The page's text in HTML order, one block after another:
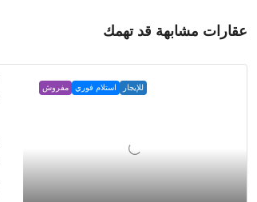
عقارات مشابهة قد تهمك
للإيجار استلام فوري مفروش